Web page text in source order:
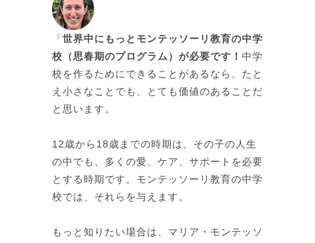
「 世界中にもっとモンテッソーリ教育の中学
校（思春期のプログラム）が必要です！ 中学
校を作るためにできることがあるなら、たと
え小さなことでも、とても価値のあることだ
と思います。
12歳から18歳までの時期は、その子の人生
の中でも、多くの愛、ケア、サポートを必要
とする時期です。モンテッソーリ教育の中学
校では、それらを与えます。
もっと知りたい場合は、マリア・モンテッソ